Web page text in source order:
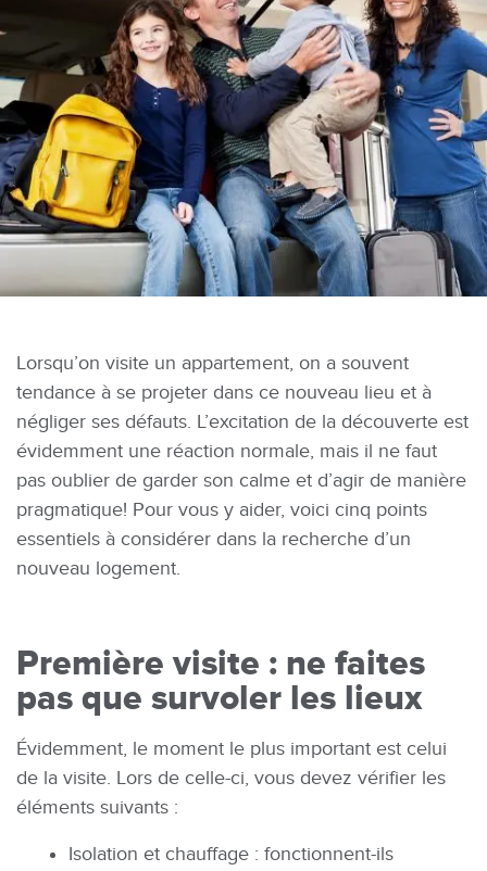
Lorsqu’on visite un appartement, on a souvent
tendance à se projeter dans ce nouveau lieu et à
négliger ses défauts. L’excitation de la découverte est
évidemment une réaction normale, mais il ne faut
pas oublier de garder son calme et d’agir de manière
pragmatique! Pour vous y aider, voici cinq points
essentiels à considérer dans la recherche d’un
nouveau logement.
Première visite : ne faites
pas que survoler les lieux
Évidemment, le moment le plus important est celui
de la visite. Lors de celle-ci, vous devez vérifier les
éléments suivants :
Isolation et chauffage : fonctionnent-ils